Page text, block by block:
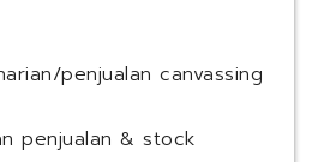
penjualan canvassing
penjualan & stock